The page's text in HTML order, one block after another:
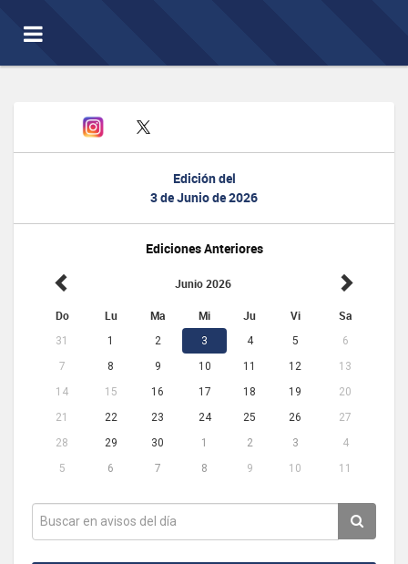
Toggle
navigation
Edición del
3 de Junio de 2026
Ediciones Anteriores
Junio 2026
Do Lu Ma Mi Ju Vi Sa
31 1 2 3 4 5
6
7
8 9 10 11 12
13
14
15 16 17 18 19
20
21
22 23 24 25 26
27
28
29 30 1 2 3
4
5
6 7 8 9 10 11